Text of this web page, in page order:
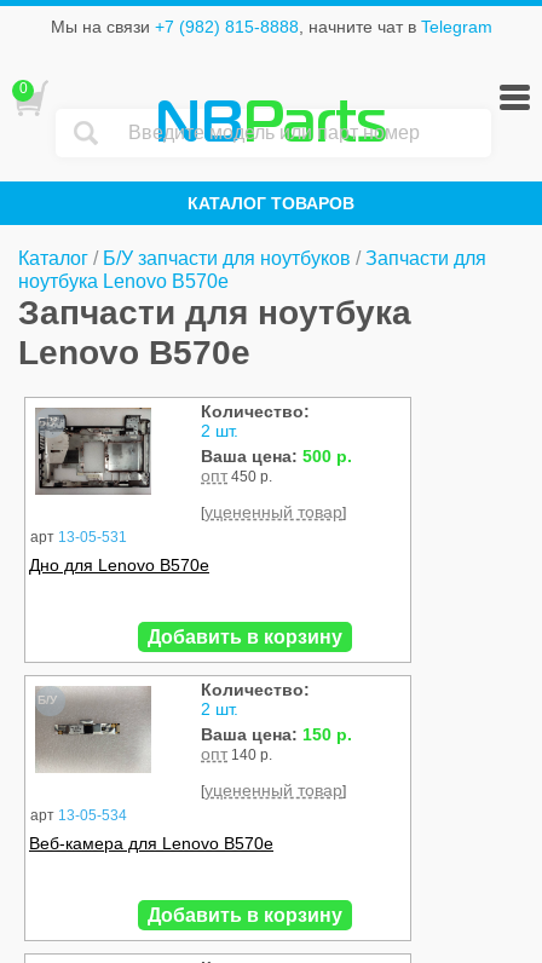
Мы на связи +7 (982) 815-8888, начните чат в Telegram
NBParts
КАТАЛОГ ТОВАРОВ
0
Каталог / Б/У запчасти для ноутбуков /Запчасти для
ноутбука Lenovo B570e
Запчасти для ноутбука
Lenovo B570e
Б/У
арт 13-05-531
Количество:
2 шт.
Ваша цена: 500 р.
опт 450 р.
[уцененный товар]
Дно для Lenovo B570e
Добавить в корзину
Б/У
арт 13-05-534
Количество:
2 шт.
Ваша цена: 150 р.
опт 140 р.
[уцененный товар]
Веб-камера для Lenovo B570e
Добавить в корзину